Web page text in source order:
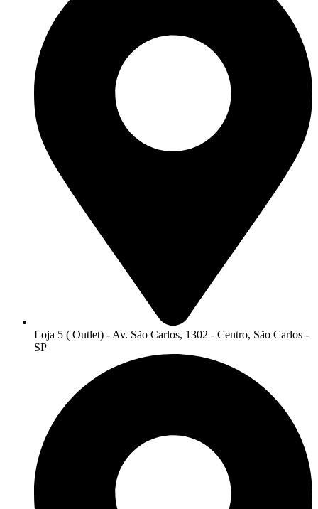
Loja 5 ( Outlet) - Av. São Carlos, 1302 - Centro, São Carlos -
SP